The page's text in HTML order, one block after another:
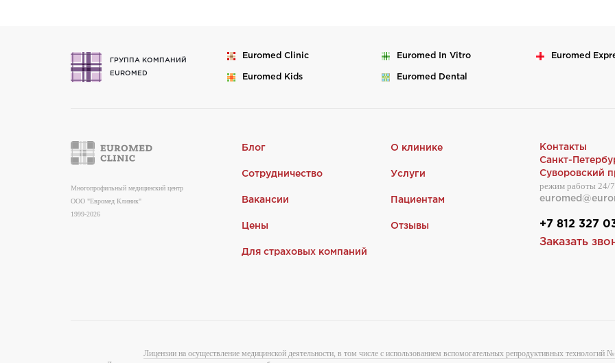
ГРУППА КОМПАНИЙ
EUROMED
Euromed Clinic Euromed In Vitro Euromed
Euromed Kids Euromed Dental
Многопрофильный медицинский центр
ООО "Евромед Клиник"
1999-2026
Блог О клинике
Сотрудничество Услуги
Вакансии Пациентам
Цены Отзывы
Для страховых компаний
Контакты
Санкт-
Суворовский
режим работы 24/7
+7 812 327
Заказать
Лицензии на осуществление медицинской деятельности, в том числе с использованием вспомогательных репродуктивных